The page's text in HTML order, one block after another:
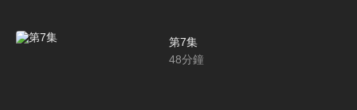
第7集
48分鐘